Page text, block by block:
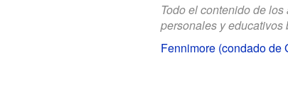
Todo el contenido de
personales y
Fennimore (condado de